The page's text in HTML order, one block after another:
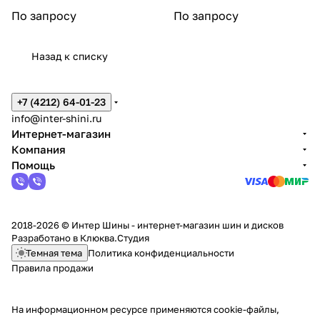
По запросу По запросу
Назад к списку
+7 (4212) 64-01-23
info@inter-shini.ru
Интернет-магазин
Компания
Помощь
2018-2026 © Интер Шины - интернет-магазин шин и дисков
Разработано в Клюква.Студия
Темная тема Политика конфиденциальности
Правила продажи
На информационном ресурсе применяютсяcookie-файлы,